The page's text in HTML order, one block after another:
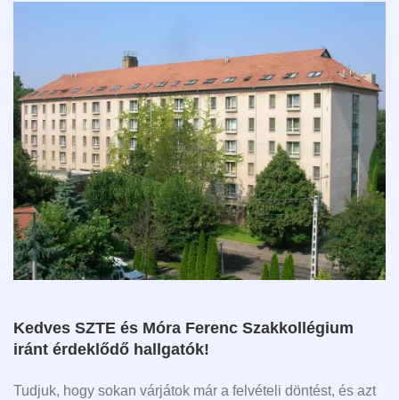
Kedves SZTE és Móra Ferenc Szakkollégium
iránt érdeklődő hallgatók!
Tudjuk, hogy sokan várjátok már a felvételi döntést, és azt